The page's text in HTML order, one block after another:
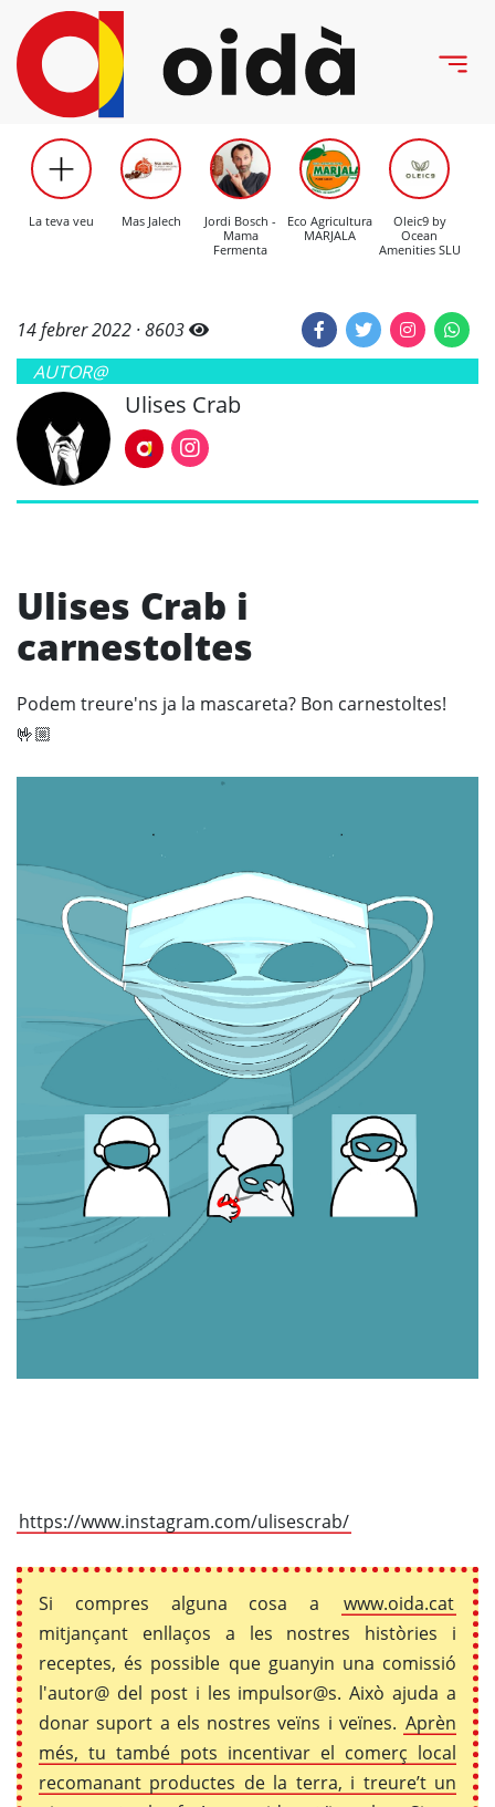
La teva veu Mas Jalech
Jordi Bosch -
Mama
Fermenta
Eco Agricultura
MARJALA
Oleic9 by
Ocean
Amenities SLU
14 febrer 2022 ·8603
AUTOR@
Ulises Crab
Ulises Crab i
carnestoltes
Podem treure'ns ja la mascareta? Bon carnestoltes!
🤟🏼
https://www.instagram.com/ulisescrab/
Si compres alguna cosa a www.oida.cat
mitjançant enllaços a les nostres històries i
receptes, és possible que guanyin una comissió
l'autor@ del post i les impulsor@s. Això ajuda a
donar suport a els nostres veïns i veïnes. Aprèn
més, tu també pots incentivar el comerç local
recomanant productes de la terra, i treure’t un